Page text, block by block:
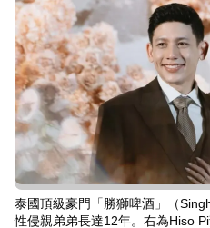
泰國頂級豪門「勝獅啤酒」（
性侵親弟弟長達12年。右為Hiso